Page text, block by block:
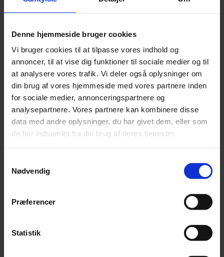
Denne hjemmeside bruger cookies
Vi bruger cookies til at tilpasse vores indhold og
annoncer, til at vise dig funktioner til sociale medier og til
at analysere vores trafik. Vi deler også oplysninger om
din brug af vores hjemmeside med vores partnere inden
for sociale medier, annonceringspartnere og
analysepartnere. Vores partnere kan kombinere disse
data med andre oplysninger, du har givet dem, eller som
de har indsamlet fra din brug af deres tjenester.
Nødvendig
Præferencer
Statistik
Lang tyggetid og god aktivering
Understøtter naturlig tandpleje
Sælges stykvis i BLAND SELV
Velegnet tilmellemstore og store hunde, der elsker faste og
naturlige tyggeting.
13 på lager
Tilføj til kurv
Varenummer: 5710525032268
Varekategori: Kornfrie Tyggesnacks ,Naturlige Tyggesnacks
100% okse.